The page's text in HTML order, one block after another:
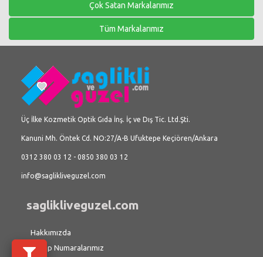
Çok Satan Markalarımız
Tüm Markalarımız
Üç İlke Kozmetik Optik Gıda İnş. İç ve Dış Tic. Ltd.Şti.
Kanuni Mh. Öntek Cd. NO:27/A-B Ufuktepe Keçiören/Ankara
0312 380 03 12 - 0850 380 03 12
info@saglikliveguzel.com
saglikliveguzel.com
Hakkımızda
Hesap Numaralarımız